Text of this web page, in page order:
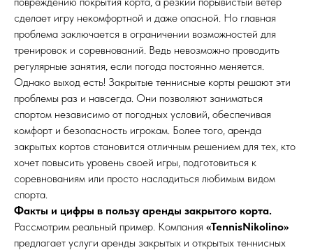
сделает игру некомфортной и даже опасной. Но главная
проблема заключается в ограничении возможностей для
тренировок и соревнований. Ведь невозможно проводить
регулярные занятия, если погода постоянно меняется.
Однако выход есть! Закрытые теннисные корты решают эти
проблемы раз и навсегда. Они позволяют заниматься
спортом независимо от погодных условий, обеспечивая
комфорт и безопасность игрокам. Более того, аренда
закрытых кортов становится отличным решением для тех, кто
хочет повысить уровень своей игры, подготовиться к
соревнованиям или просто насладиться любимым видом
спорта.
Факты и цифры в пользу аренды закрытого корта.
Рассмотрим реальный пример. Компания «TennisNikolino»
предлагает услуги аренды закрытых и открытых теннисных